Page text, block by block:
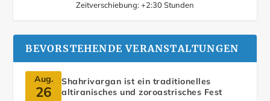
Zeitverschiebung: +2:30 Stunden
BEVORSTEHENDE VERANSTALTUNGEN
Aug.
26
Shahrivargan ist ein traditionelles
altiranisches und zoroastrisches Fest